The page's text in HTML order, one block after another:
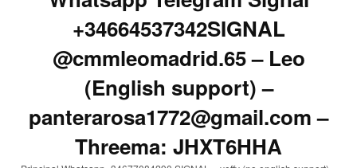
+34664537342SIGNAL
@cmmleomadrid.65 – Leo
(English support) –
panterarosa1772@gmail.com –
Threema: JHXT6HHA